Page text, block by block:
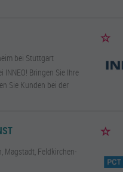
bei Stuttgart
Bringen Sie Ihre
Sie Kunden bei der
Magstadt, Feldkirchen-